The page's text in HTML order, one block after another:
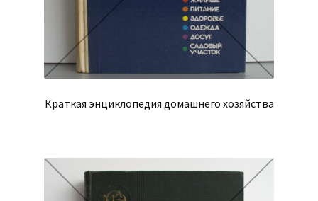
Краткая энциклопедия домашнего хозяйства